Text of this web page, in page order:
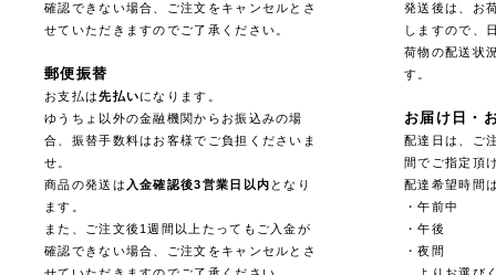
確認できない場合、ご注文をキャンセルとさ
せていただきますのでご了承ください。
郵便振替
お支払は先払いになります。
ゆうちょ以外の金融機関からお振込みの場
合、振替手数料はお客様でご負担くださいま
せ。
商品の発送は 入金確認後3営業日以内 となり
ます。
また、ご注文後1週間以上たってもご入金が
確認できない場合、ご注文をキャンセルとさ
発送後は、お
しますので、
荷物の配送状
す。
お届け日・
配達日は、ご
間でご指定頂
配達希望時間
・午前中
・午後
・夜間